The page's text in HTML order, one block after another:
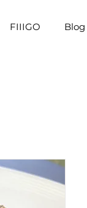
FIIIGO Blog